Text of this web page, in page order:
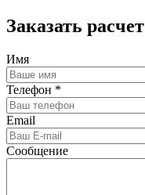
Заказать расчет
Имя
Телефон *
Email
Сообщение